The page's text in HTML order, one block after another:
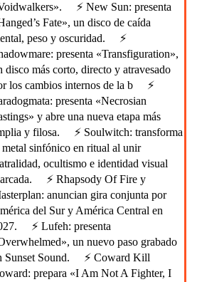
⚡ New Sun: presenta
Fate», un disco de caída
peso y oscuridad.
⚡
presenta «Transfiguration»,
disco más corto, directo y atravesado
los cambios internos de la b
⚡
presenta «Necrosian
y abre una nueva etapa más
y filosa.
⚡ Soulwitch: transforma
metal sinfónico en ritual al unir
ocultismo e identidad visual
⚡ Rhapsody Of Fire y
anuncian gira conjunta por
del Sur y América Central en
⚡ Lufeh: presenta
un nuevo paso grabado
Sunset Sound.
⚡ Coward Kill
prepara «I Am Not A Fighter, I